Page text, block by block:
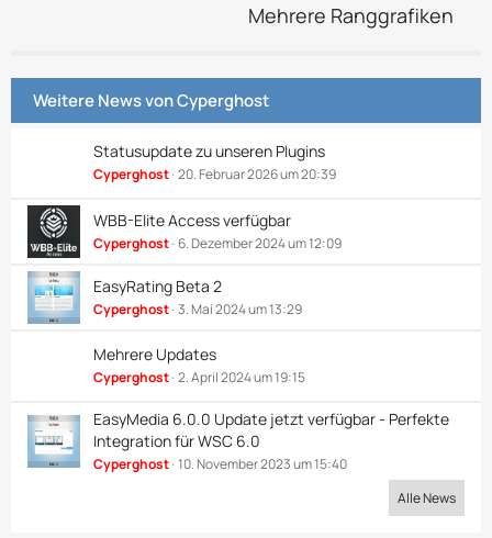
Mehrere Ranggrafiken
Weitere News vonCyperghost
Statusupdate zu unseren Plugins
Cyperghost 20. Februar 2026 um 20:39
WBB-Elite Access verfügbar
Cyperghost 6. Dezember 2024 um 12:09
EasyRating Beta 2
Cyperghost 3. Mai 2024 um 13:29
Mehrere Updates
Cyperghost 2. April 2024 um 19:15
EasyMedia 6.0.0 Update jetzt verfügbar - Perfekte
Integration für WSC 6.0
Cyperghost 10. November 2023 um 15:40
Alle News